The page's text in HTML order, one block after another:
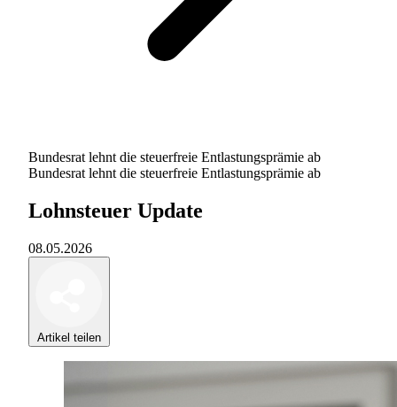
Bundesrat lehnt die steuerfreie Entlastungsprämie ab
Bundesrat lehnt die steuerfreie Entlastungsprämie ab
Lohnsteuer Update
08.05.2026
Artikel teilen